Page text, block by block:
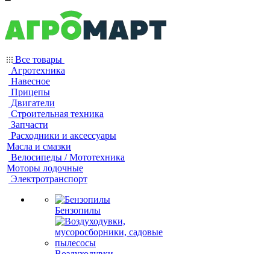
Все товары
Агротехника
Навесное
Прицепы
Двигатели
Строительная техника
Запчасти
Расходники и аксессуары
Масла и смазки
Велосипеды / Мототехника
Моторы лодочные
Электротранспорт
Бензопилы